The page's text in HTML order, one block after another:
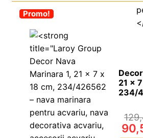
-30%
Promo!
21 x
234/